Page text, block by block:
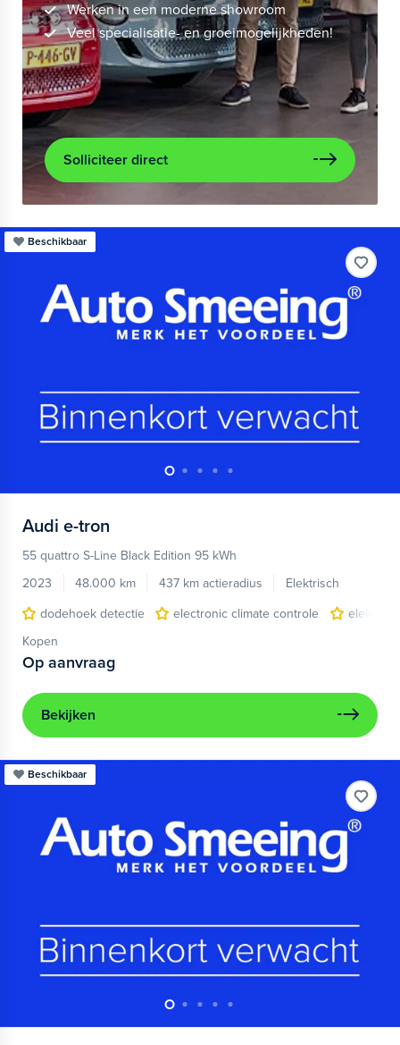
Werken in een moderne showroom
Veel specialisatie- en groeimogelijkheden!
Solliciteer direct
Beschikbaar
Audi e-tron
55 quattro S-Line Black Edition 95 kWh
2023
48.000 km 437 km actieradius
Elektrisch
dodehoek detectie
electronic climate controle
Kopen
Op aanvraag
Bekijken
Beschikbaar